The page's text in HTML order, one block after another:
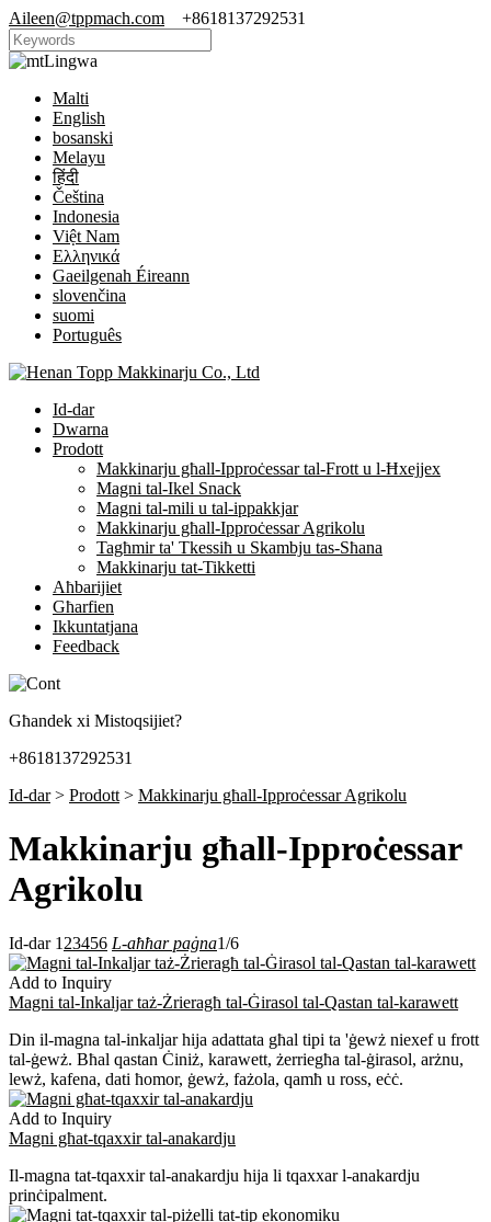
Aileen@tppmach.com +8618137292531
Lingwa
Malti
English
bosanski
Melayu
हिंदी
Čeština
Indonesia
Việt Nam
Ελληνικά
Gaeilgenah Éireann
slovenčina
suomi
Português
Id-dar
Dwarna
Prodott
Makkinarju għall-Ipproċessar tal-Frott u l-Ħxejjex
Magni tal-Ikel Snack
Magni tal-mili u tal-ippakkjar
Makkinarju għall-Ipproċessar Agrikolu
Tagħmir ta' Tkessiħ u Skambju tas-Sħana
Makkinarju tat-Tikketti
Aħbarijiet
Għarfien
Ikkuntatjana
Feedback
Għandek xi Mistoqsijiet?
+8618137292531
Id-dar > Prodott > Makkinarju għall-Ipproċessar Agrikolu
Makkinarju għall-Ipproċessar
Agrikolu
Id-dar 1 23456 L-aħħar paġna1/6
Add to Inquiry
Magni tal-Inkaljar taż-Żrieragħ tal-Ġirasol tal-Qastan tal-karawett
Din il-magna tal-inkaljar hija adattata għal tipi ta 'ġewż niexef u frott
tal-ġewż. Bħal qastan Ċiniż, karawett, żerriegħa tal-ġirasol, arżnu,
lewż, kafena, dati ħomor, ġewż, fażola, qamħ u ross, eċċ.
Add to Inquiry
Magni għat-tqaxxir tal-anakardju
Il-magna tat-tqaxxir tal-anakardju hija li tqaxxar l-anakardju
prinċipalment.